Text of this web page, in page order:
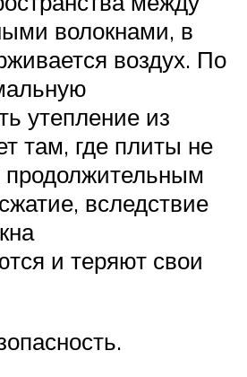
волокнами, в
воздух. По
утепление из
там, где плиты не
продолжительным
вследствие
и теряют свои